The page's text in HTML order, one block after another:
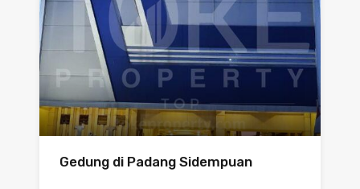
Gedung di Padang Sidempuan